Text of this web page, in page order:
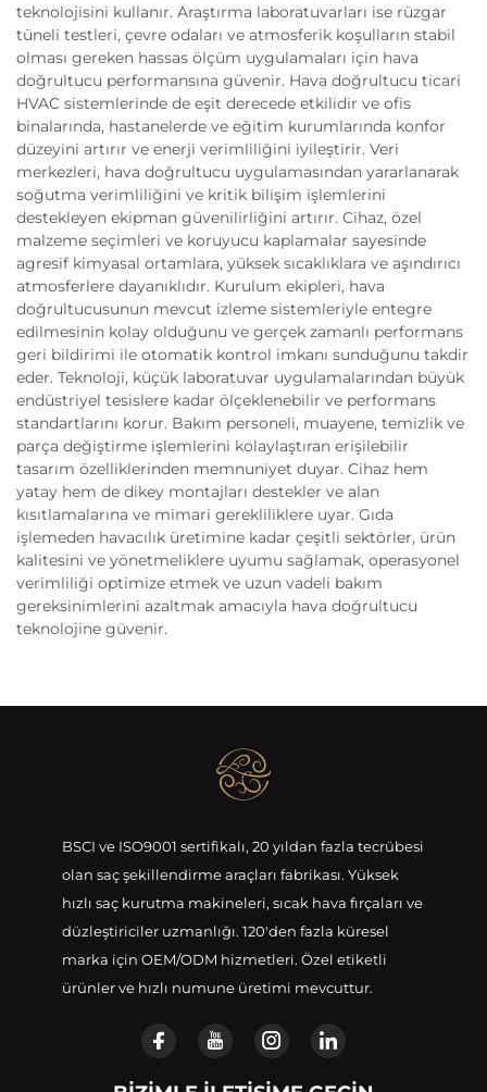
teknolojisini kullanır. Araştırma laboratuvarları ise rüzgar
tüneli testleri, çevre odaları ve atmosferik koşulların stabil
olması gereken hassas ölçüm uygulamaları için hava
doğrultucu performansına güvenir. Hava doğrultucu ticari
HVAC sistemlerinde de eşit derecede etkilidir ve ofis
binalarında, hastanelerde ve eğitim kurumlarında konfor
düzeyini artırır ve enerji verimliliğini iyileştirir. Veri
merkezleri, hava doğrultucu uygulamasından yararlanarak
soğutma verimliliğini ve kritik bilişim işlemlerini
destekleyen ekipman güvenilirliğini artırır. Cihaz, özel
malzeme seçimleri ve koruyucu kaplamalar sayesinde
agresif kimyasal ortamlara, yüksek sıcaklıklara ve aşındırıcı
atmosferlere dayanıklıdır. Kurulum ekipleri, hava
doğrultucusunun mevcut izleme sistemleriyle entegre
edilmesinin kolay olduğunu ve gerçek zamanlı performans
geri bildirimi ile otomatik kontrol imkanı sunduğunu takdir
eder. Teknoloji, küçük laboratuvar uygulamalarından büyük
endüstriyel tesislere kadar ölçeklenebilir ve performans
standartlarını korur. Bakım personeli, muayene, temizlik ve
parça değiştirme işlemlerini kolaylaştıran erişilebilir
tasarım özelliklerinden memnuniyet duyar. Cihaz hem
yatay hem de dikey montajları destekler ve alan
kısıtlamalarına ve mimari gerekliliklere uyar. Gıda
işlemeden havacılık üretimine kadar çeşitli sektörler, ürün
kalitesini ve yönetmeliklere uyumu sağlamak, operasyonel
verimliliği optimize etmek ve uzun vadeli bakım
gereksinimlerini azaltmak amacıyla hava doğrultucu
teknolojine güvenir.
BSCI ve ISO9001 sertifikalı, 20 yıldan fazla tecrübesi
olan saç şekillendirme araçları fabrikası. Yüksek
hızlı saç kurutma makineleri, sıcak hava fırçaları ve
düzleştiriciler uzmanlığı. 120'den fazla küresel
marka için OEM/ODM hizmetleri. Özel etiketli
ürünler ve hızlı numune üretimi mevcuttur.